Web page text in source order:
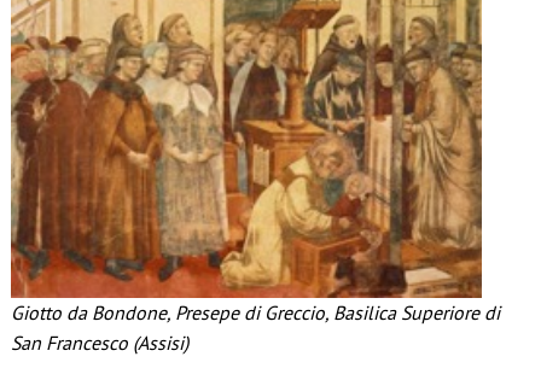
Giotto da Bondone, Presepe di Greccio, Basilica Superiore di
San Francesco (Assisi)